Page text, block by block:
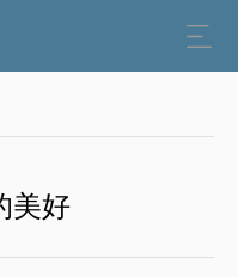

美好